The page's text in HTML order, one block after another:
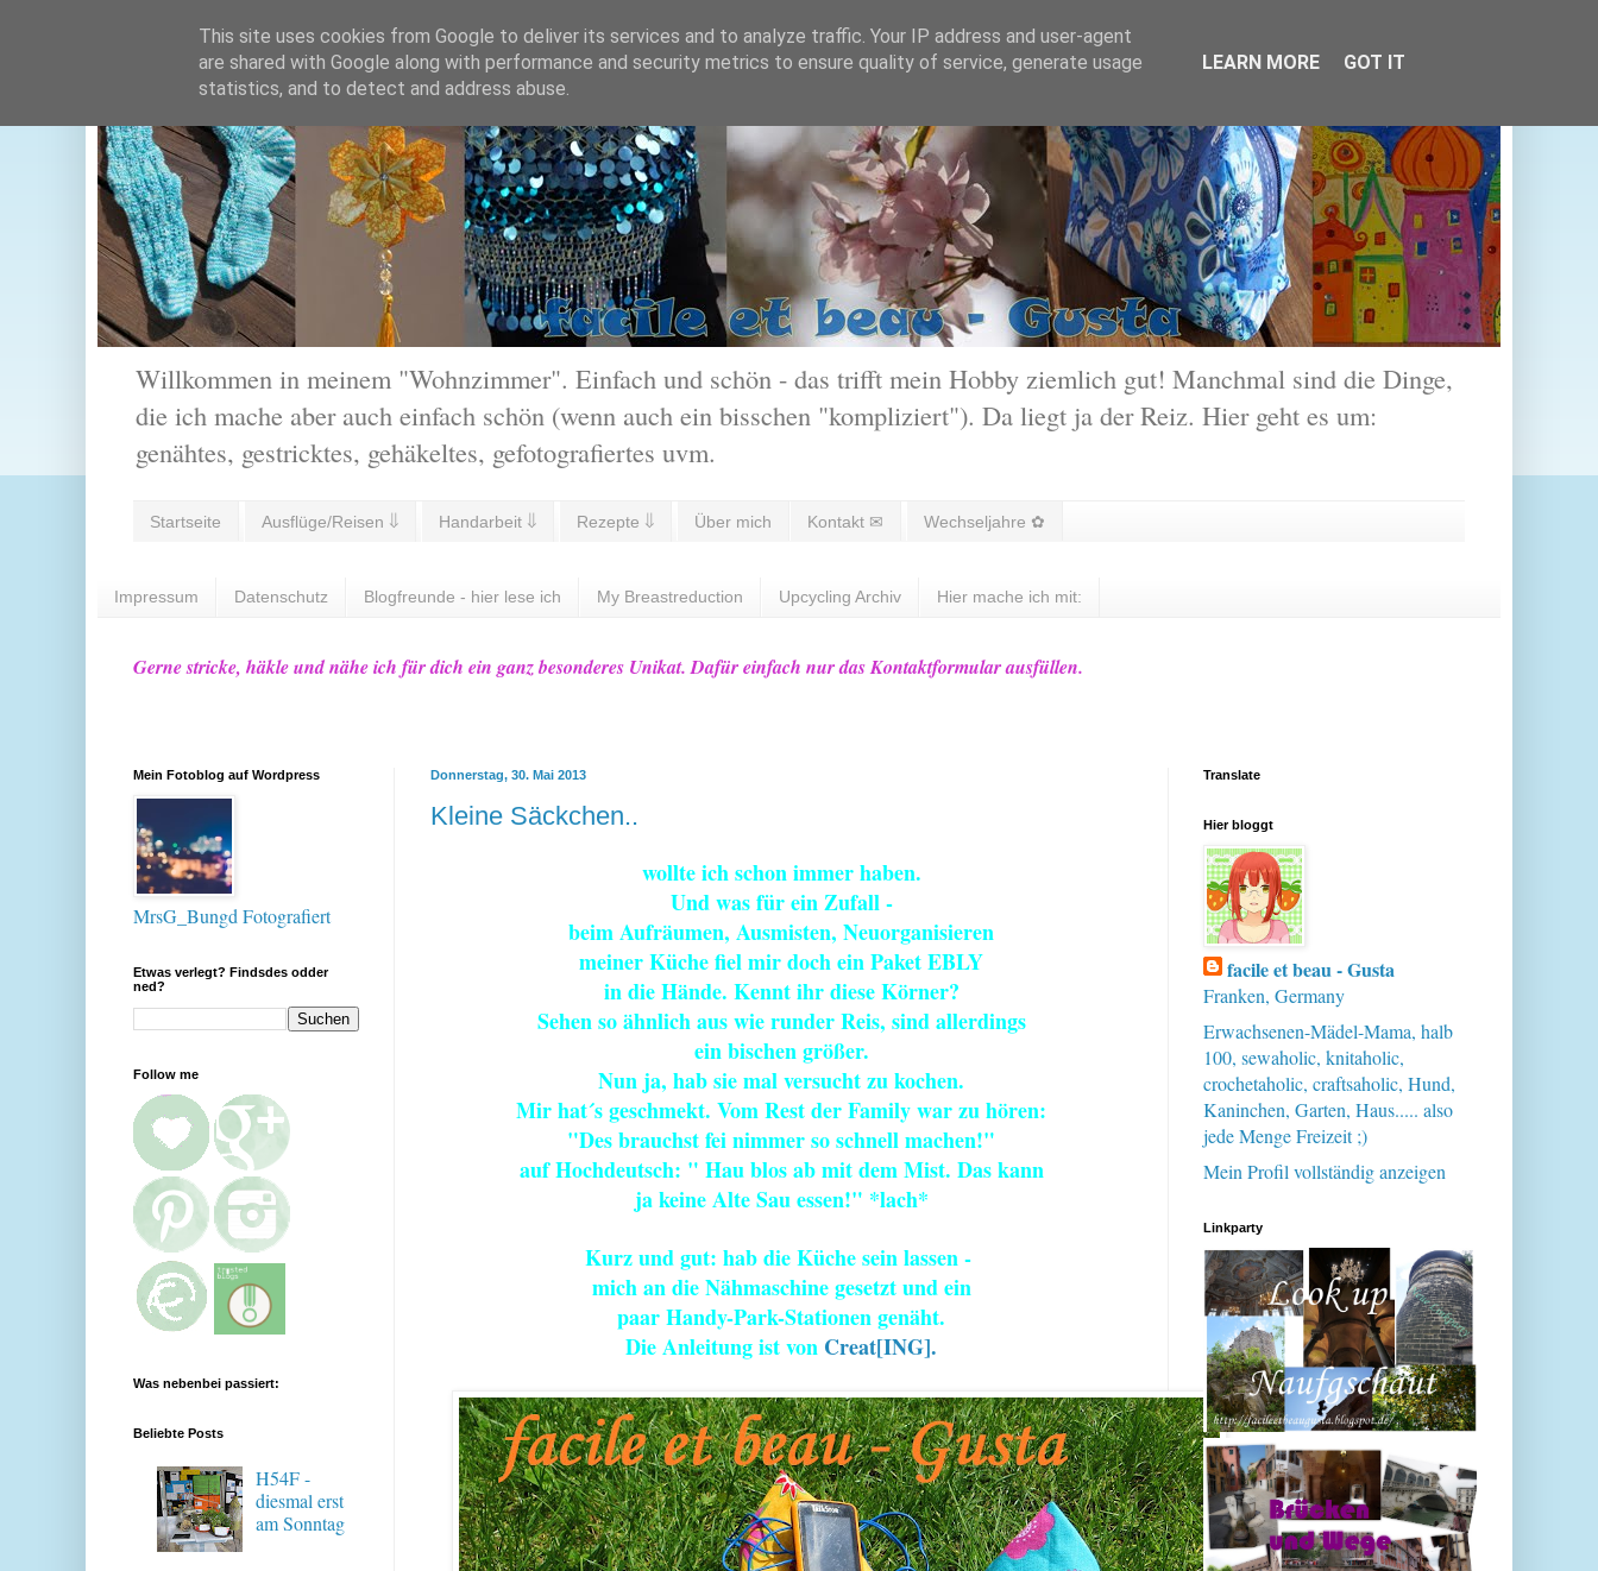
Willkommen in meinem "Wohnzimmer". Einfach und schön - das trifft mein Hobby ziemlich gut! Manchmal sind die Dinge,
die ich mache aber auch einfach schön (wenn auch ein bisschen "kompliziert"). Da liegt ja der Reiz. Hier geht es um:
genähtes, gestricktes, gehäkeltes, gefotografiertes uvm.
Startseite Ausflüge/Reisen ⇓ Handarbeit ⇓ Rezepte ⇓ Über mich Kontakt ✉ Wechseljahre ✿
Impressum Datenschutz Blogfreunde - hier lese ich My Breastreduction Upcycling Archiv Hier mache ich mit:
Gerne stricke, häkle und nähe ich für dich ein ganz besonderes Unikat. Dafür einfach nur das Kontaktformular ausfüllen.
Donnerstag, 30. Mai 2013
Kleine Säckchen..
wollte ich schon immer haben.
Und was für ein Zufall -
beim Aufräumen, Ausmisten, Neuorganisieren
meiner Küche fiel mir doch ein Paket EBLY
in die Hände. Kennt ihr diese Körner?
Sehen so ähnlich aus wie runder Reis, sind allerdings
ein bischen größer.
Nun ja, hab sie mal versucht zu kochen.
Mir hat´s geschmekt. Vom Rest der Family war zu hören:
"Des brauchst fei nimmer so schnell machen!"
auf Hochdeutsch: " Hau blos ab mit dem Mist. Das kann
ja keine Alte Sau essen!" *lach*
Kurz und gut: hab die Küche sein lassen -
mich an die Nähmaschine gesetzt und ein
paar Handy-Park-Stationen genäht.
Die Anleitung ist von Creat[ING].
Mein Fotoblog auf Wordpress
MrsG_Bungd Fotografiert
Etwas verlegt? Findsdes odder
ned?
Follow me
Was nebenbei passiert:
Beliebte Posts
H54F -
diesmal erst
am Sonntag
Translate
Hier bloggt
facile et beau - Gusta
Franken, Germany
Erwachsenen-Mädel-Mama, halb
100, sewaholic, knitaholic,
crochetaholic, craftsaholic, Hund,
Kaninchen, Garten, Haus..... also
jede Menge Freizeit ;)
Mein Profil vollständig anzeigen
Linkparty
This site uses cookies from Google to deliver its services and to analyze traffic. Your IP address and user-agent
are shared with Google along with performance and security metrics to ensure quality of service, generate usage
statistics, and to detect and address abuse.
LEARN MORE GOT IT